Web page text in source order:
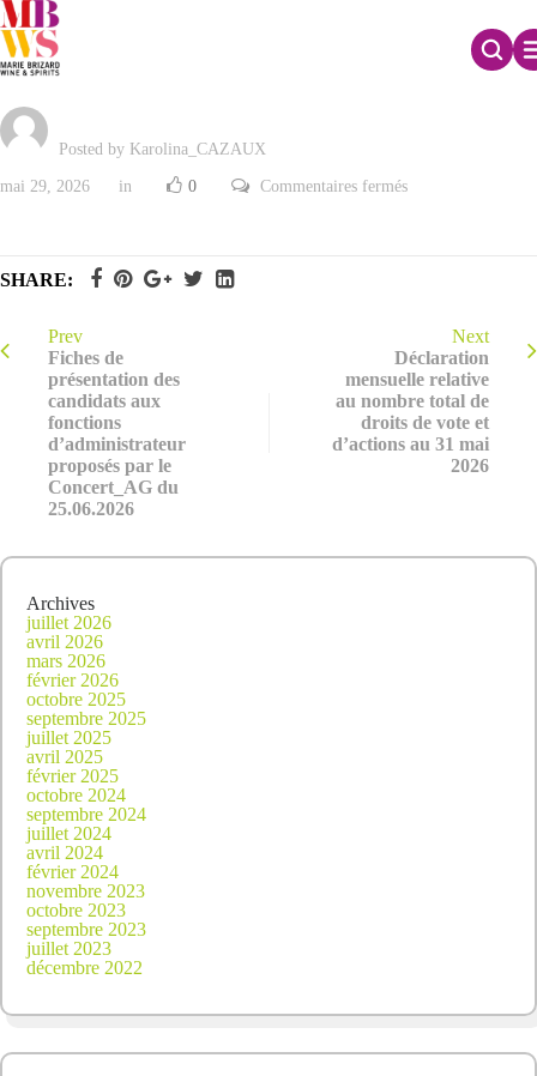
Adresse e-mail de contact du concert
Posted by Karolina_CAZAUX
mai 29, 2026 in 0 Commentaires ferméssur
SHARE:
Prev
Fiches de
présentation des
candidats aux
fonctions
d’administrateur
proposés par le
Concert_AG du
25.06.2026
Next
Déclaration
mensuelle relative
au nombre total de
droits de vote et
d’actions au 31 mai
2026
Archives
juillet 2026
avril 2026
mars 2026
février 2026
octobre 2025
septembre 2025
juillet 2025
avril 2025
février 2025
octobre 2024
septembre 2024
juillet 2024
avril 2024
février 2024
novembre 2023
octobre 2023
septembre 2023
juillet 2023
décembre 2022